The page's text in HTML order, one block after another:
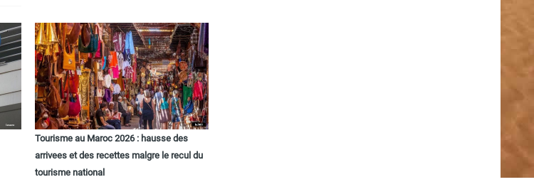
Tourisme au Maroc 2026 : hausse des
arrivees et des recettes malgre le recul du
tourisme national